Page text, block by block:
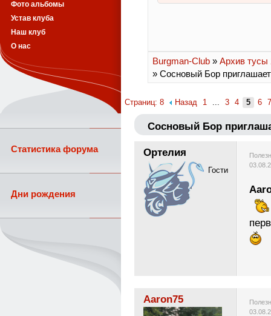
Burgman-Club » Архив тусы
» Сосновый Бор
Страниц: 8 Назад 1 ... 3 4 5 6 7
Сосновый Бор
Ортелия
Гости
Aaron75
Фото альбомы
Устав клуба
Наш клуб
О нас
Статистика форума
Дни рождения